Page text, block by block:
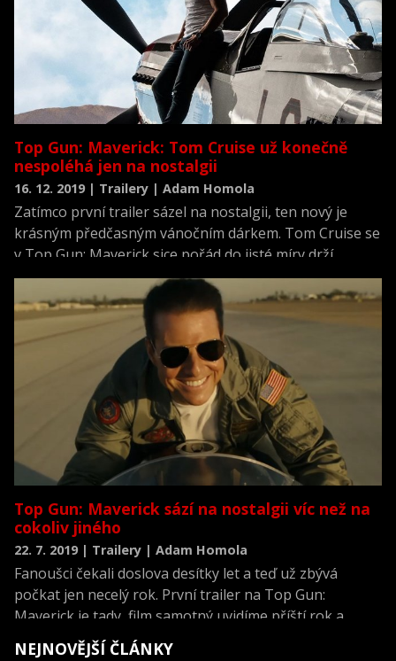
Top Gun: Maverick: Tom Cruise už konečně
nespoléhá jen na nostalgii
16. 12. 2019 | Trailery | Adam Homola
Zatímco první trailer sázel na nostalgii, ten nový je
krásným předčasným vánočním dárkem. Tom Cruise se
v Top Gun: Maverick sice pořád do jisté míry drží
minulosti, ale v novém traileru se už dokáže mnohem
lépe odrazit od toho co bylo a předvádí to, co bude.
Top Gun: Maverick sází na nostalgii víc než na
cokoliv jiného
22. 7. 2019 | Trailery | Adam Homola
Fanoušci čekali doslova desítky let a teď už zbývá
počkat jen necelý rok. První trailer na Top Gun:
Maverick je tady, film samotný uvidíme příští rok a
soudě podle prvních záběrů se máme na co těšit.
NEJNOVĚJŠÍ ČLÁNKY